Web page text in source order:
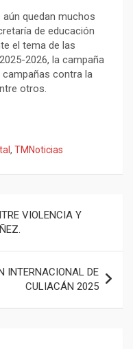
aún quedan muchos
de educación
el tema de las
2026, la campaña
contra la
otros.
, TMNoticias
VIOLENCIA Y
INTERNACIONAL DE
CULIACÁN 2025